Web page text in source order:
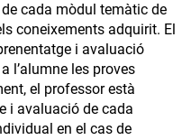
cada mòdul temàtic de
coneixements adquirit. El
i avaluació
l’alumne les proves
el professor està
i avaluació de cada
en el cas de